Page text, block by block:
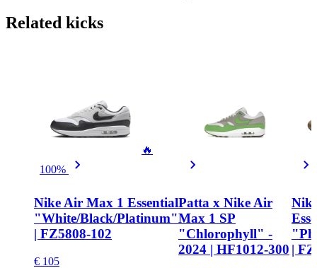
Related kicks
🔥
100%
Nike Air Max 1 Essential
"White/Black/Platinum"
| FZ5808-102
€ 105
Patta x Nike Air
Max 1 SP
"Chlorophyll" -
2024 | HF1012-300 |